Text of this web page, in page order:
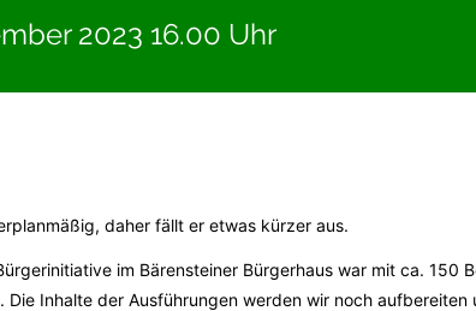
2023 16.00 Uhr
daher fällt er etwas kürzer aus.
im Bärensteiner Bürgerhaus war mit ca. 150
Inhalte der Ausführungen werden wir noch aufbereiten